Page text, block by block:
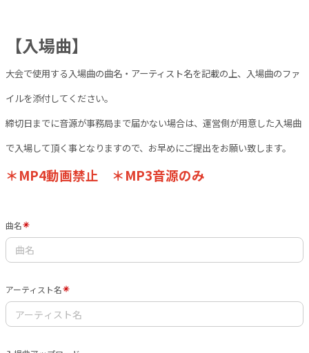
【入場曲】
大会で使用する入場曲の曲名・アーティスト名を記載の上、入場曲のファ
イルを添付してください。
締切日までに音源が事務局まで届かない場合は、運営側が用意した入場曲
で入場して頂く事となりますので、お早めにご提出をお願い致します。
＊MP4動画禁止 ＊MP3音源のみ
曲名
アーティスト名